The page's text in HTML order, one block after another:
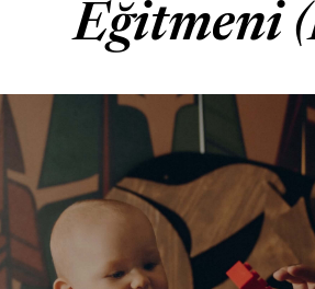
Eğitmeni